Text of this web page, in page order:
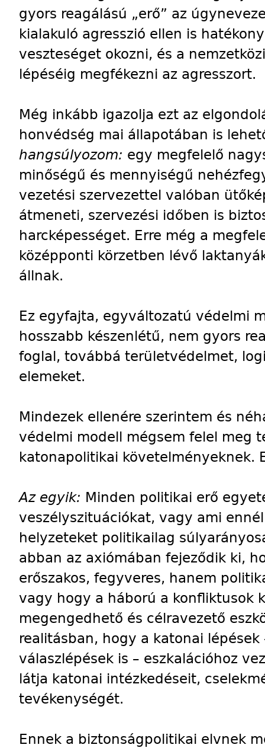
gyors reagálású „erő” az
kialakuló agresszió ellen is
veszteséget okozni, és a
lépéséig megfékezni az agresszort.
Még inkább igazolja ezt az
honvédség mai állapotában is
hangsúlyozom: egy megfelelő
minőségű és mennyiségű
vezetési szervezettel valóban
átmeneti, szervezési időben is
harcképességet. Erre még a
középponti körzetben lévő
állnak.
Ez egyfajta, egyváltozatú védelmi
hosszabb készenlétű, nem gyors
foglal, továbbá területvédelmet,
elemeket.
Mindezek ellenére szerintem és
védelmi modell mégsem felel meg
katonapolitikai követelményeknek.
Az egyik: Minden politikai erő
veszélyszituációkat, vagy ami
helyzeteket politikailag
abban az axiómában fejeződik ki,
erőszakos, fegyveres, hanem
vagy hogy a háború a konfliktusok
megengedhető és célravezető
realitásban, hogy a katonai
válaszlépések is – eszkalációhoz
látja katonai intézkedéseit,
tevékenységét.
Ennek a biztonságpolitikai elvnek